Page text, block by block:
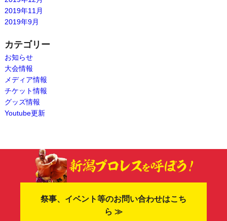
2019年11月
2019年9月
カテゴリー
お知らせ
大会情報
メディア情報
チケット情報
グッズ情報
Youtube更新
祭事、イベント等のお問い合わせはこち
ら ≫